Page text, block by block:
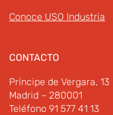
Conoce USO Industria
CONTACTO
Príncipe de Vergara, 13
Madrid – 280001
Teléfono 91 577 41 13